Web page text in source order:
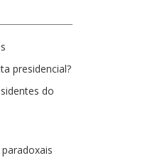
presidencial?
do